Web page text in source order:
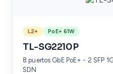
L2+ PoE+ 61W
TL-SG2210P
8 puertos GbE PoE+ - 2 SFP
SDN